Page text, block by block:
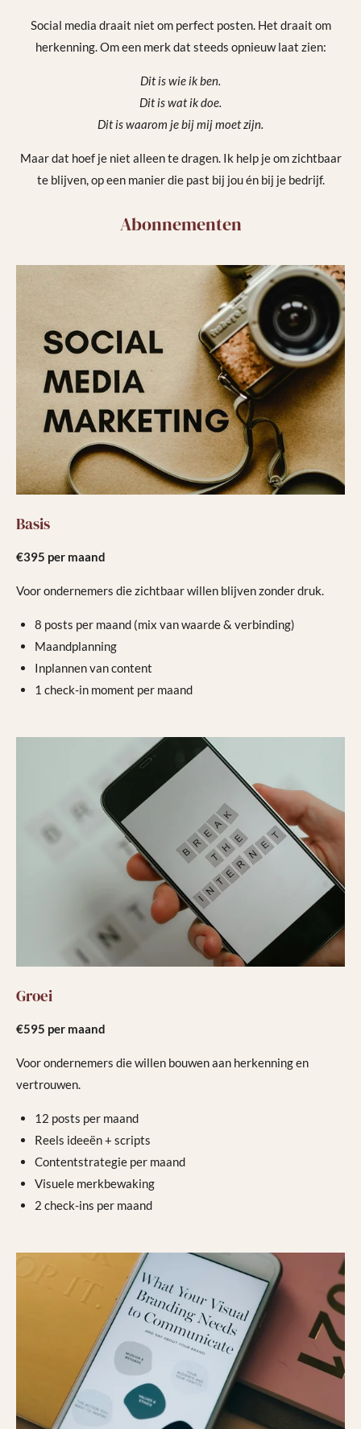
Social media draait niet om perfect posten. Het draait om
herkenning. Om een merk dat steeds opnieuw laat zien:
Dit is wie ik ben.
Dit is wat ik doe.
Dit is waarom je bij mij moet zijn.
Maar dat hoef je niet alleen te dragen. Ik help je om zichtbaar
te blijven, op een manier die past bij jou én bij je bedrijf.
Abonnementen
Basis
€395 per maand
Voor ondernemers die zichtbaar willen blijven zonder druk.
8 posts per maand (mix van waarde & verbinding)
Maandplanning
Inplannen van content
1 check-in moment per maand
Groei
€595 per maand
Voor ondernemers die willen bouwen aan herkenning en
vertrouwen.
12 posts per maand
Reels ideeën + scripts
Contentstrategie per maand
Visuele merkbewaking
2 check-ins per maand